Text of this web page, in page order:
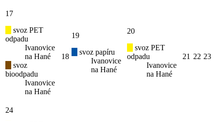
17
svoz PET
odpadu
Ivanovice
na Hané
svoz
bioodpadu
Ivanovice
na Hané
18
19
svoz papíru
Ivanovice
na Hané
20
svoz PET
odpadu
Ivanovice
na Hané
21 22 23
24